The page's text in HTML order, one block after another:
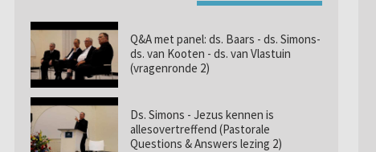
Q&A met panel: ds. Baars - ds. Simons-
ds. van Kooten - ds. van Vlastuin
(vragenronde 2)
Ds. Simons - Jezus kennen is
allesovertreffend (Pastorale
Questions & Answers lezing 2)